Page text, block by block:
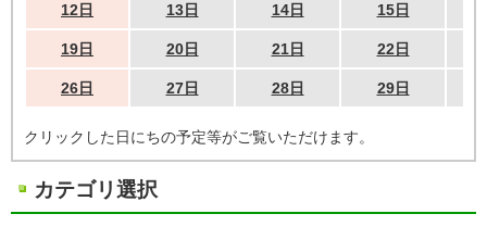
12日 13日 14日 15日
19日 20日 21日 22日
26日 27日 28日 29日
クリックした日にちの予定等がご覧いただけます。
カテゴリ選択